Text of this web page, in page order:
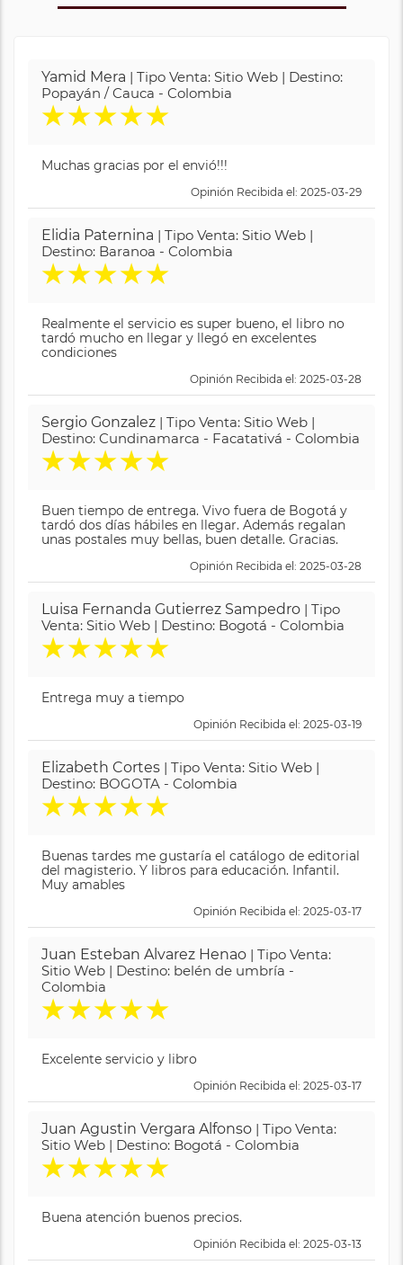
Yamid Mera | Tipo Venta: Sitio Web | Destino:
Popayán / Cauca - Colombia
★★★★★
Muchas gracias por el envió!!!
Opinión Recibida el: 2025-03-29
Elidia Paternina | Tipo Venta: Sitio Web |
Destino: Baranoa - Colombia
★★★★★
Realmente el servicio es super bueno, el libro no
tardó mucho en llegar y llegó en excelentes
condiciones
Opinión Recibida el: 2025-03-28
Sergio Gonzalez | Tipo Venta: Sitio Web |
Destino: Cundinamarca - Facatativá - Colombia
★★★★★
Buen tiempo de entrega. Vivo fuera de Bogotá y
tardó dos días hábiles en llegar. Además regalan
unas postales muy bellas, buen detalle. Gracias.
Opinión Recibida el: 2025-03-28
Luisa Fernanda Gutierrez Sampedro | Tipo
Venta: Sitio Web | Destino: Bogotá - Colombia
★★★★★
Entrega muy a tiempo
Opinión Recibida el: 2025-03-19
Elizabeth Cortes | Tipo Venta: Sitio Web |
Destino: BOGOTA - Colombia
★★★★★
Buenas tardes me gustaría el catálogo de editorial
del magisterio. Y libros para educación. Infantil.
Muy amables
Opinión Recibida el: 2025-03-17
Juan Esteban Alvarez Henao | Tipo Venta:
Sitio Web | Destino: belén de umbría -
Colombia
★★★★★
Excelente servicio y libro
Opinión Recibida el: 2025-03-17
Juan Agustin Vergara Alfonso | Tipo Venta:
Sitio Web | Destino: Bogotá - Colombia
★★★★★
Buena atención buenos precios.
Opinión Recibida el: 2025-03-13